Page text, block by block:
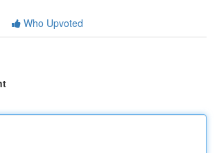
Who Upvoted